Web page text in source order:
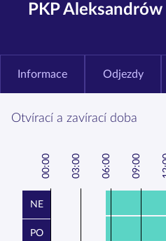
PKP
Informace Odjezdy
Otvírací a zavírací doba
NE
PO
00:00 0
3:00
0
6:00
0
9:00